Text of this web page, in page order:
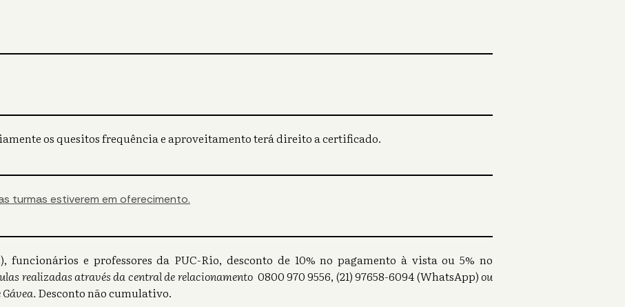
os quesitos frequência e aproveitamento terá direito a certificado.
turmas estiverem em oferecimento.
funcionários e professores da PUC-Rio, desconto de 10% no pagamento à vista ou 5% no
realizadas através da central de relacionamento0800 970 9556, (21) 97658-6094 (WhatsApp)ou
Desconto não cumulativo.